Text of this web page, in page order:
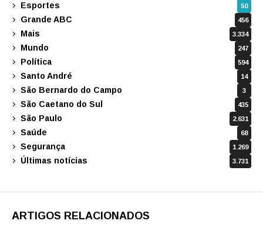
Esportes 50
Grande ABC 456
Mais 3.334
Mundo 247
Política 594
Santo André 14
São Bernardo do Campo 3
São Caetano do Sul 435
São Paulo 2.631
Saúde 68
Segurança 1.269
Últimas notícias 3.731
ARTIGOS RELACIONADOS